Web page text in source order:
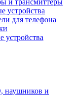
и трансмиттеры
устройства
для телефона
устройства
наушников и